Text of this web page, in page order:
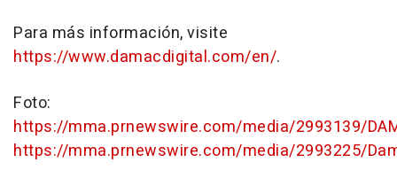
Para más información, visite
https://www.damacdigital.com/en/.
Foto:
https://mma.prnewswire.com/media/2993139/
https://mma.prnewswire.com/media/2993225/